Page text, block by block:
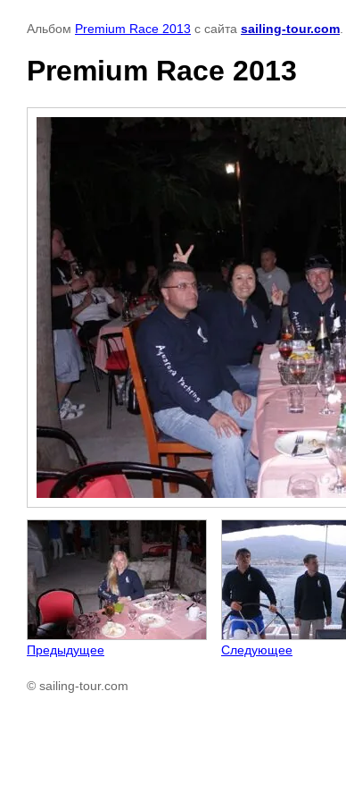
Альбом Premium Race 2013 с сайта sailing-tour.com
Premium Race 2013
Предыдущее Следующее
© sailing-tour.com